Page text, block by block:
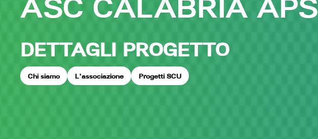
ASC CALABRIA APS
DETTAGLI PROGETTO
Chi siamo L'associazione Progetti SCU